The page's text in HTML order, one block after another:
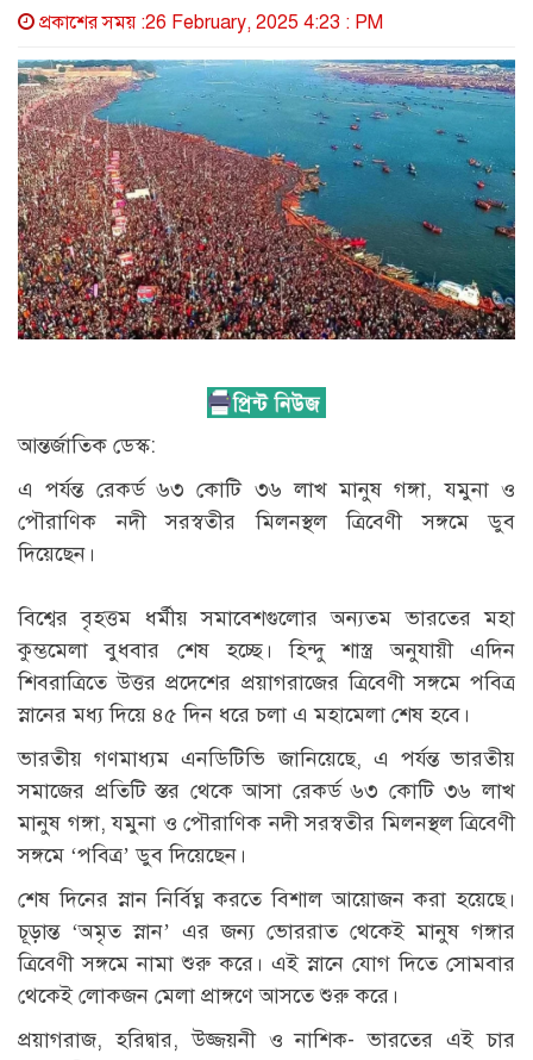
প্রকাশের সময় :26 February, 2025 4:23 : PM
আন্তর্জাতিক ডেস্ক:
এ পর্যন্ত রেকর্ড ৬৩ কোটি ৩৬ লাখ মানুষ গঙ্গা, যমুনা ও
পৌরাণিক নদী সরস্বতীর মিলনস্থল ত্রিবেণী সঙ্গমে ডুব
দিয়েছেন।
বিশ্বের বৃহত্তম ধর্মীয় সমাবেশগুলোর অন্যতম ভারতের মহা
কুম্ভমেলা বুধবার শেষ হচ্ছে। হিন্দু শাস্ত্র অনুযায়ী এদিন
শিবরাত্রিতে উত্তর প্রদেশের প্রয়াগরাজের ত্রিবেণী সঙ্গমে পবিত্র
স্নানের মধ্য দিয়ে ৪৫ দিন ধরে চলা এ মহামেলা শেষ হবে।
ভারতীয় গণমাধ্যম এনডিটিভি জানিয়েছে, এ পর্যন্ত ভারতীয়
সমাজের প্রতিটি স্তর থেকে আসা রেকর্ড ৬৩ কোটি ৩৬ লাখ
মানুষ গঙ্গা, যমুনা ও পৌরাণিক নদী সরস্বতীর মিলনস্থল ত্রিবেণী
সঙ্গমে ‘পবিত্র’ ডুব দিয়েছেন।
শেষ দিনের স্নান নির্বিঘ্ন করতে বিশাল আয়োজন করা হয়েছে।
চূড়ান্ত ‘অমৃত স্নান’ এর জন্য ভোররাত থেকেই মানুষ গঙ্গার
ত্রিবেণী সঙ্গমে নামা শুরু করে। এই স্নানে যোগ দিতে সোমবার
থেকেই লোকজন মেলা প্রাঙ্গণে আসতে শুরু করে।
প্রয়াগরাজ, হরিদ্বার, উজ্জয়নী ও নাশিক- ভারতের এই চার